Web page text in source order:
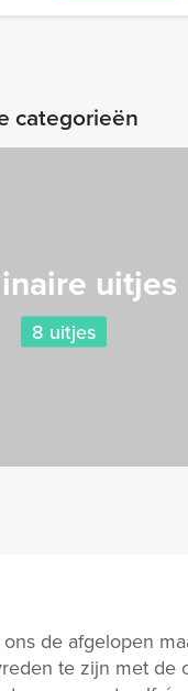
categorieën
uitjes
8 uitjes
de afgelopen
te zijn met de